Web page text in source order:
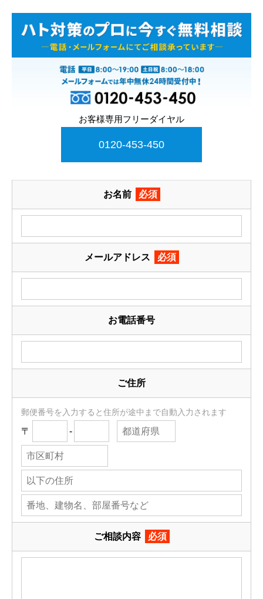
お客様専用フリーダイヤル
0120-453-450
お名前 必須
メールアドレス 必須
お電話番号
ご住所
郵便番号を入力すると住所が途中まで自動入力されます
〒 -
ご相談内容 必須